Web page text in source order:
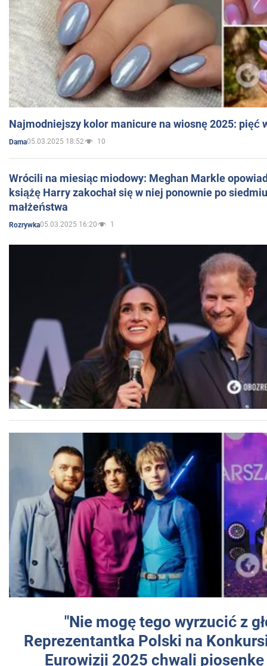
Najmodniejszy kolor manicure na wiosnę 2025: pięć
Dama05.03.2025 18:52 10
Wrócili na miesiąc miodowy: Meghan Markle
książę Harry zakochał się w niej ponownie po
małżeństwa
Rozrywka05.03.2025 16:20 1
"Nie mogę tego wyrzucić z
Reprezentantka Polski na
Eurowizji 2025 chwali